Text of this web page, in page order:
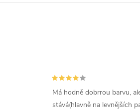
Má hodně dobrrou barvu,
stává(hlavně na levnějších